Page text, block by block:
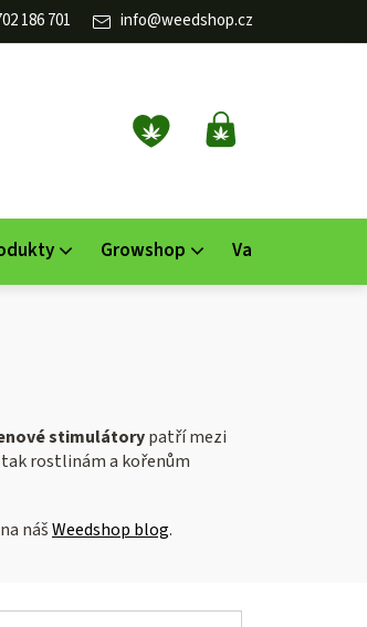
info@weedshop.cz
186 701
NÁKUPNÍ
KOŠÍK
Growshop Vaporizéry
stimulátorypatří mezi
rostlinám a kořenům
nášWeedshop blog.